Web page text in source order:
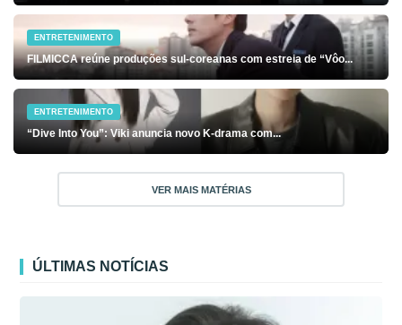
ENTRETENIMENTO
FILMICCA reúne produções sul-coreanas com estreia de “Vôo...
ENTRETENIMENTO
“Dive Into You”: Viki anuncia novo K-drama com...
VER MAIS MATÉRIAS
ÚLTIMAS NOTÍCIAS